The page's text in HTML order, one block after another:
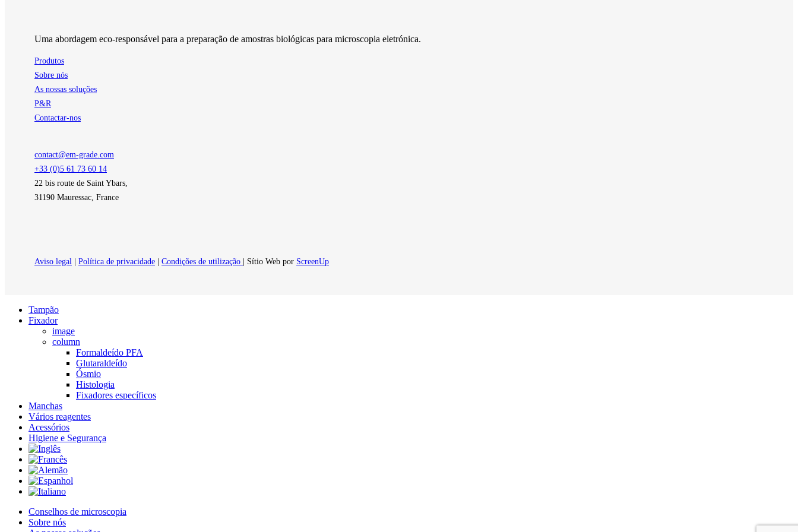
Uma abordagem eco-responsável para a preparação de amostras biológicas para microscopia eletrónica.
Produtos
Sobre nós
As nossas soluções
P&R
Contactar-nos
contact@em-grade.com
+33 (0)5 61 73 60 14
22 bis route de Saint Ybars,
31190 Mauressac, France
Aviso legal Política de privacidade Condições de utilização | Sítio Web por ScreenUp
Close
Menu
Tampão
Fixador
image
column
Formaldeído PFA
Glutaraldeído
Ósmio
Histologia
Fixadores específicos
Manchas
Vários reagentes
Acessórios
Higiene e Segurança
Conselhos de microscopia
Sobre nós